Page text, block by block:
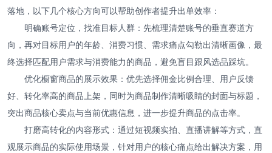
落地，以下几个核心方向可以帮助创作者提升出单效率：
明确账号定位，找准目标人群：先梳理清楚账号的垂直赛道方
向，再对目标用户的年龄、消费习惯、需求痛点勾勒出清晰画像，最
终选择匹配用户需求与消费能力的商品，避免盲目跟风选品踩坑。
优化橱窗商品的展示效果：优先选择佣金比例合理、用户反馈
好、转化率高的商品上架，同时为商品制作清晰吸睛的封面与标题，
突出商品核心卖点与当前优惠信息，进一步提升商品的点击率。
打磨高转化的内容形式：通过短视频实拍、直播讲解等方式，直
观展示商品的实际使用场景，针对用户的核心痛点给出解决方案，用